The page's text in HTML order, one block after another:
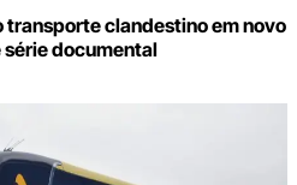
transporte clandestino em novo
documental